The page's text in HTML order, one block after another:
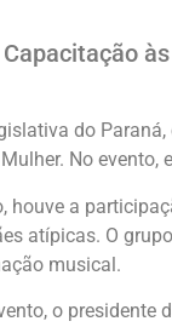
do
No
houve a
atípicas. O
musical.
o presidente